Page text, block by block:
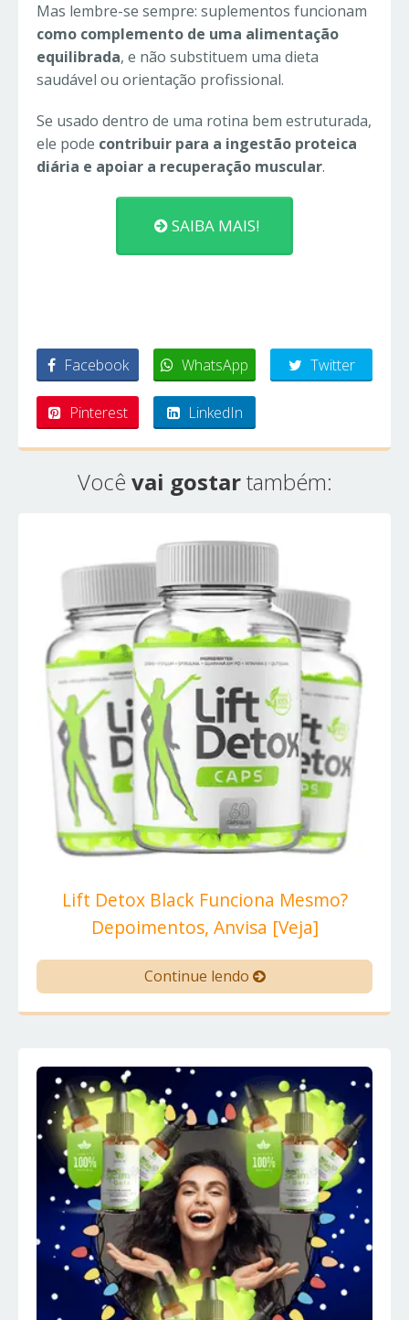
Mas lembre-se sempre: suplementos funcionam
como complemento de uma alimentação
equilibrada, e não substituem uma dieta
saudável ou orientação profissional.
Se usado dentro de uma rotina bem estruturada,
ele pode contribuir para a ingestão proteica
diária e apoiar a recuperação muscular.
SAIBA MAIS!
Facebook WhatsApp Twitter
Pinterest LinkedIn
Você vai gostartambém:
Lift Detox Black Funciona Mesmo?
Depoimentos, Anvisa [Veja]
Continue lendo